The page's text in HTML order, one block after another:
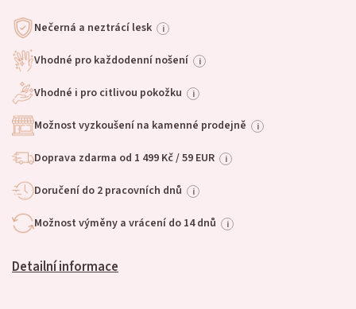
Nečerná a neztrácí lesk i
Vhodné pro každodenní nošení i
Vhodné i pro citlivou pokožku i
Možnost vyzkoušení na kamenné prodejně i
Doprava zdarma od 1 499 Kč / 59 EUR i
Doručení do 2 pracovních dnů i
Možnost výměny a vrácení do 14 dnů i
Detailní informace